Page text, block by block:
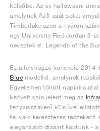
külsőbe. Az év halloweeni
amelynek AJ3-asát sötét
Timberlake azon a nyáron
egy University Red Jordan 3-
neveztek el: Legends of the
Ez a felvirágzó kollekció
Blue modellel, amelynek
Egyetemen töltött napjaira
kedvelt szín jelent meg az
fényvisszaverő külsővel ellátott
tel való keresztezés
elegánsabb dizájnt kaptunk - a